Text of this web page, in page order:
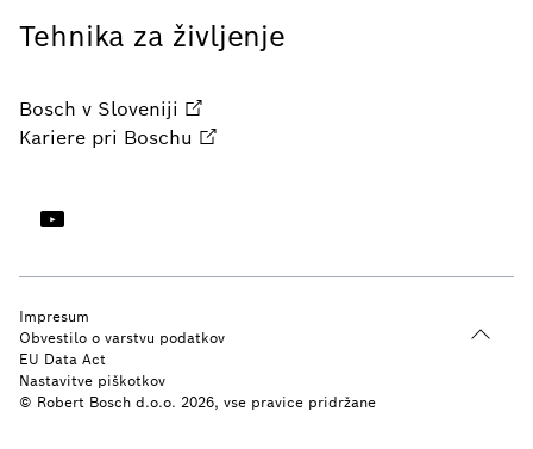
Tehnika za življenje
Bosch v Sloveniji
Kariere pri Boschu
© Robert Bosch d.o.o. 2026, vse pravice pridržane
Impresum
Obvestilo o varstvu podatkov
EU Data Act
Nastavitve piškotkov